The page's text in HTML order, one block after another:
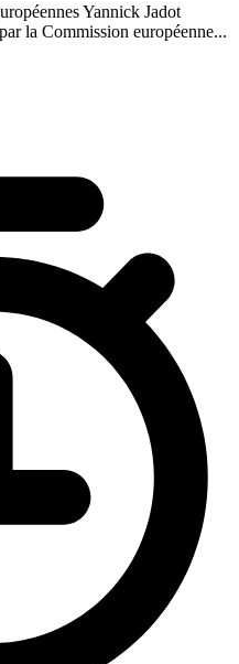
Yannick Jadot
la Commission européenne...